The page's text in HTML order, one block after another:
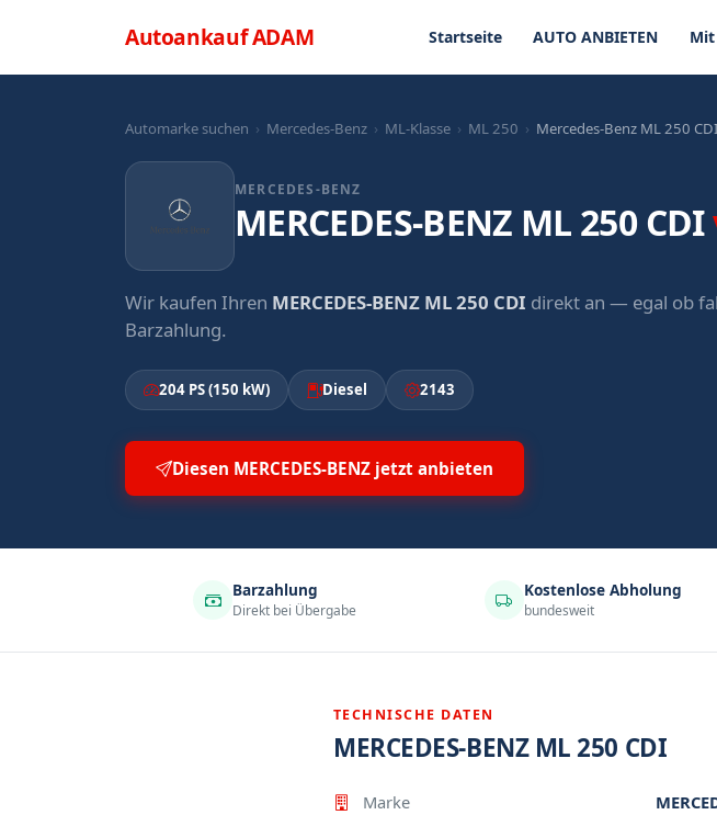
AutoankaufADAM Menü
Startseite AUTO ANBIETEN
Automarke suchen › Mercedes-Benz › ML-Klasse › ML 250 › Mercedes-Benz ML 250
MERCEDES-BENZ
MERCEDES-BENZ ML 250 CDI
Wir kaufen Ihren MERCEDES-BENZ ML 250 CDI direkt an — egal ob
Barzahlung.
204 PS (150 kW) Diesel 2143
Diesen MERCEDES-BENZ jetzt anbieten
Barzahlung
Direkt bei Übergabe
Kostenlose Abholung
bundesweit
TECHNISCHE DATEN
MERCEDES-BENZ ML 250 CDI
Eigenschaft
Marke